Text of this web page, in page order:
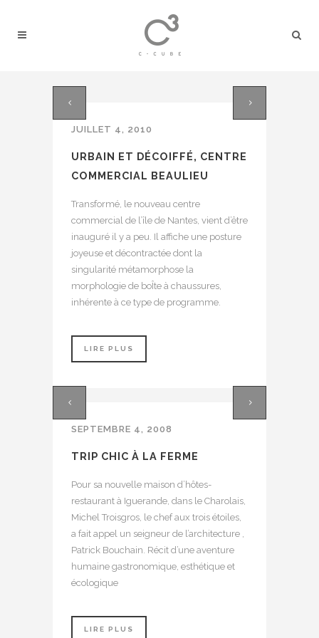
JUILLET 4, 2010
URBAIN ET DÉCOIFFÉ, CENTRE
COMMERCIAL BEAULIEU
Transformé, le nouveau centre
commercial de l’île de Nantes, vient d’être
inauguré il y a peu. Il affiche une posture
joyeuse et décontractée dont la
singularité métamorphose la
morphologie de boÎte à chaussures,
inhérente à ce type de programme.
LIRE PLUS
SEPTEMBRE 4, 2008
TRIP CHIC À LA FERME
Pour sa nouvelle maison d’hôtes-
restaurant à Iguerande, dans le Charolais,
Michel Troisgros, le chef aux trois étoiles,
a fait appel un seigneur de l’architecture ,
Patrick Bouchain. Récit d’une aventure
humaine gastronomique, esthétique et
écologique
LIRE PLUS